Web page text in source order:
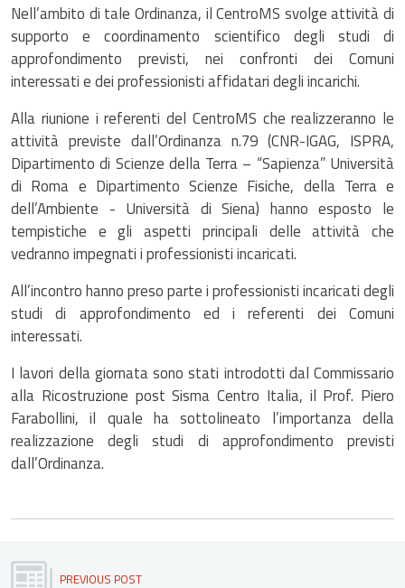
Nell’ambito di tale Ordinanza, il CentroMS svolge attività di
supporto e coordinamento scientifico degli studi di
approfondimento previsti, nei confronti dei Comuni
interessati e dei professionisti affidatari degli incarichi.
Alla riunione i referenti del CentroMS che realizzeranno le
attività previste dall’Ordinanza n.79 (CNR-IGAG, ISPRA,
Dipartimento di Scienze della Terra – “Sapienza” Università
di Roma e Dipartimento Scienze Fisiche, della Terra e
dell’Ambiente - Università di Siena) hanno esposto le
tempistiche e gli aspetti principali delle attività che
vedranno impegnati i professionisti incaricati.
All’incontro hanno preso parte i professionisti incaricati degli
studi di approfondimento ed i referenti dei Comuni
interessati.
I lavori della giornata sono stati introdotti dal Commissario
alla Ricostruzione post Sisma Centro Italia, il Prof. Piero
Farabollini, il quale ha sottolineato l’importanza della
realizzazione degli studi di approfondimento previsti
dall’Ordinanza.
PREVIOUS POST